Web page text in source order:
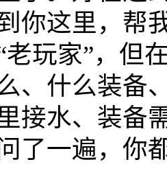
你这里，帮
老玩家”，但
、什么装备
接水、装备
了一遍，你